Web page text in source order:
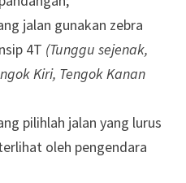
jalan gunakan zebra
4T (Tunggu sejenak,
Kiri, Tengok Kanan
pilihlah jalan yang lurus
oleh pengendara